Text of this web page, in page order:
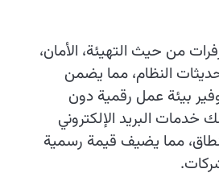
من حيث التهيئة، الأمان،
النظام، مما يضمن
بيئة عمل رقمية دون
خدمات البريد الإلكتروني
مما يضيف قيمة رسمية